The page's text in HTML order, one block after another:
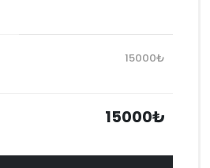
15000₺
15000₺